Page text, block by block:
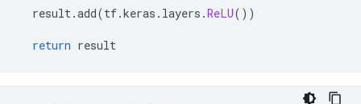
result.add(tf.keras . layers .ReLU())
return result